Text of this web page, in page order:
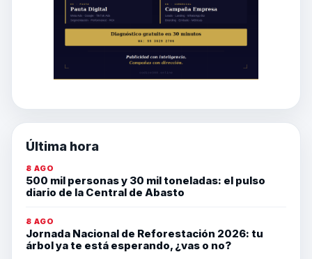
Última hora
8 AGO
500 mil personas y 30 mil toneladas: el pulso
diario de la Central de Abasto
8 AGO
Jornada Nacional de Reforestación 2026: tu
árbol ya te está esperando, ¿vas o no?